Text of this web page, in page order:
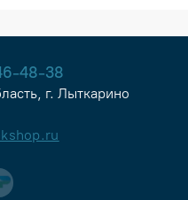
48-38
г. Лыткарино